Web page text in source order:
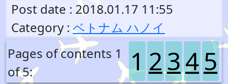
Post date : 2018.01.17 11:55
Category : ベトナム ハノイ
Pages of contents 1
of 5:
1 2 345